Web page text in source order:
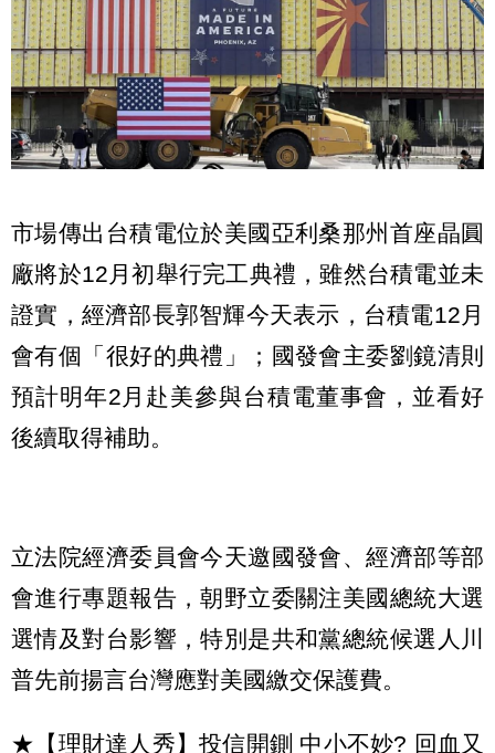
市場傳出台積電位於美國亞利桑那州首座晶圓
廠將於12月初舉行完工典禮，雖然台積電並未
證實，經濟部長郭智輝今天表示，台積電12月
會有個「很好的典禮」；國發會主委劉鏡清則
預計明年2月赴美參與台積電董事會，並看好
後續取得補助。
立法院經濟委員會今天邀國發會、經濟部等部
會進行專題報告，朝野立委關注美國總統大選
選情及對台影響，特別是共和黨總統候選人川
普先前揚言台灣應對美國繳交保護費。
★【理財達人秀】投信開鍘 中小不妙? 回血又